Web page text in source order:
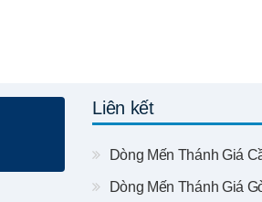
Liên kết
Dòng Mến Thánh Giá
Dòng Mến Thánh Giá